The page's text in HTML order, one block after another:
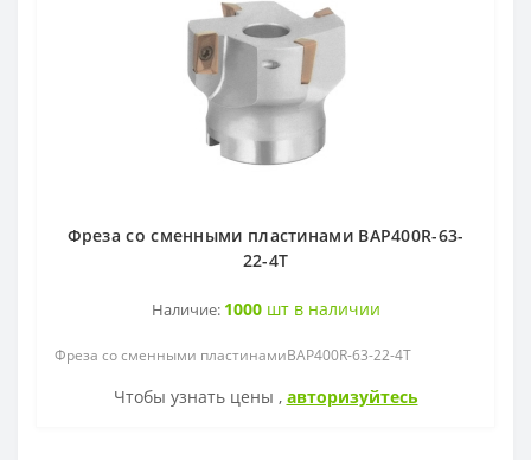
Фреза со сменными пластинами BAP400R-63-
22-4T
Наличие: 1000шт в наличии
Фреза со сменными пластинамиBAP400R-63-22-4T
Чтобы узнать цены , авторизуйтесь